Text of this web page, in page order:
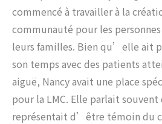
commencé à travailler à la
communauté pour les
leurs familles. Bien qu’elle ait
son temps avec des patients
aiguë, Nancy avait une place
pour la LMC. Elle parlait souvent
représentait d’être témoin du